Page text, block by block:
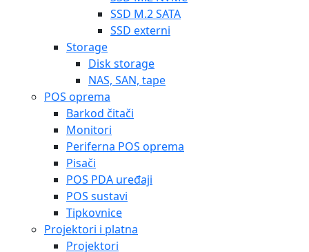
SSD M.2 SATA
SSD externi
Storage
Disk storage
NAS, SAN, tape
POS oprema
Barkod čitači
Monitori
Periferna POS oprema
Pisači
POS PDA uređaji
POS sustavi
Tipkovnice
Projektori i platna
Projektori